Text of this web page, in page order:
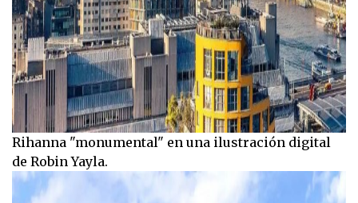
Rihanna "monumental" en una ilustración digital
de Robin Yayla.